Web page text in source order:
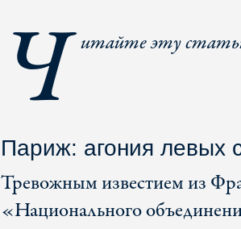
Ч итайте эту
Париж: агония левых
Тревожным известием из
«Национального